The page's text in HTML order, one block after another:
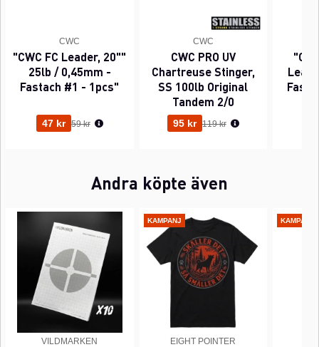
CWC
"CWC FC Leader, 20""
25lb / 0,45mm -
Fastach #1 - 1pcs"
47 kr Ordinarie pris:
59 kr
CWC
CWC PRO UV
Chartreuse Stinger,
SS 100lb Original
Tandem 2/0
95 kr Ordinarie pris:
119 kr
Andra köpte även
VILDMARKEN
KAMPANJ
EIGHT POINTER
KAMPANJ